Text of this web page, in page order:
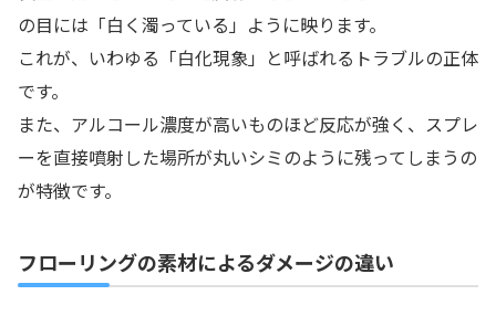
の目には「白く濁っている」ように映ります。
これが、いわゆる「白化現象」と呼ばれるトラブルの正体
です。
また、アルコール濃度が高いものほど反応が強く、スプレ
ーを直接噴射した場所が丸いシミのように残ってしまうの
が特徴です。
フローリングの素材によるダメージの違い